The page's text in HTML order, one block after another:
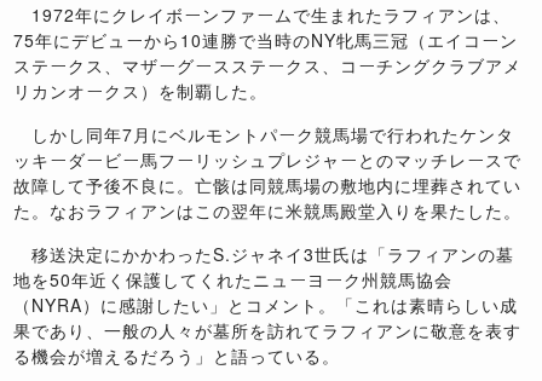
1972年にクレイボーンファームで生まれたラフィアンは、
75年にデビューから10連勝で当時のNY牝馬三冠（エイコーン
ステークス、マザーグースステークス、コーチングクラブアメ
リカンオークス）を制覇した。
しかし同年7月にベルモントパーク競馬場で行われたケンタ
ッキーダービー馬フーリッシュプレジャーとのマッチレースで
故障して予後不良に。亡骸は同競馬場の敷地内に埋葬されてい
た。なおラフィアンはこの翌年に米競馬殿堂入りを果たした。
移送決定にかかわったS.ジャネイ3世氏は「ラフィアンの墓
地を50年近く保護してくれたニューヨーク州競馬協会
（NYRA）に感謝したい」とコメント。「これは素晴らしい成
果であり、一般の人々が墓所を訪れてラフィアンに敬意を表す
る機会が増えるだろう」と語っている。